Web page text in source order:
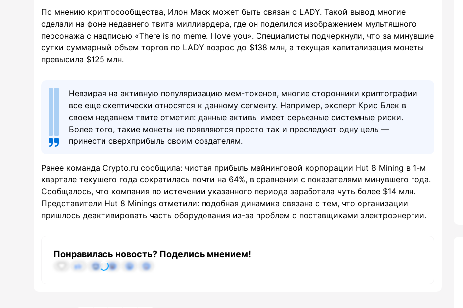
По мнению криптосообщества, Илон Маск может быть связан с LADY. Такой вывод многие
сделали на фоне недавнего твита миллиардера, где он поделился изображением мультяшного
персонажа с надписью «There is no meme. I love you». Специалисты подчеркнули, что за минувшие
сутки суммарный объем торгов по LADY возрос до $138 млн, а текущая капитализация монеты
превысила $125 млн.
Невзирая на активную популяризацию мем-токенов, многие сторонники криптографии
все еще скептически относятся к данному сегменту. Например, эксперт Крис Блек в
своем недавнем твите отметил: данные активы имеет серьезные системные риски.
Более того, такие монеты не появляются просто так и преследуют одну цель —
принести сверхприбыль своим создателям.
Ранее команда Crypto.ru сообщила: чистая прибыль майнинговой корпорации Hut 8 Mining в 1-м
квартале текущего года сократилась почти на 64%, в сравнении с показателями минувшего года.
Сообщалось, что компания по истечении указанного периода заработала чуть более $14 млн.
Представители Hut 8 Minings отметили: подобная динамика связана с тем, что организации
пришлось деактивировать часть оборудования из-за проблем с поставщиками электроэнергии.
Понравилась новость? Поделись мнением!